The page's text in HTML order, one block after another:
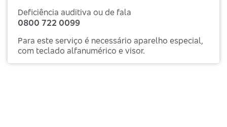
Deficiência auditiva ou de fala
0800 722 0099
Para este serviço é necessário aparelho especial,
com teclado alfanumérico e visor.